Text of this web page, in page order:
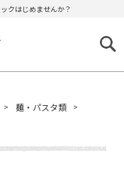
クはじめませんか？
麺・パスタ類